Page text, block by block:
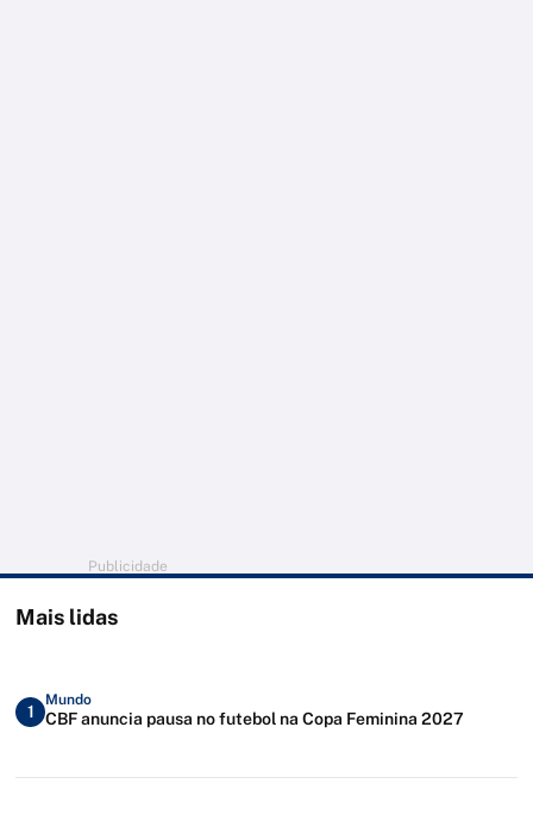
Publicidade
Mais lidas
1
Mundo
CBF anuncia pausa no futebol na Copa Feminina 2027